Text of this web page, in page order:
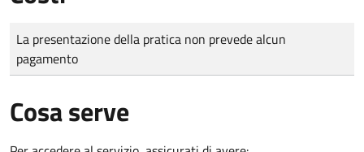
Tipo di pagamento
Importo
La presentazione della pratica non prevede alcun
pagamento
Cosa serve